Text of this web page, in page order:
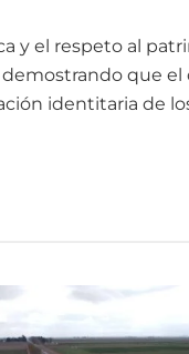
y el respeto al
que
identitaria de